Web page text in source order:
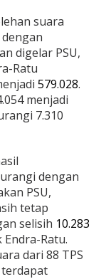
suara
digelar PSU,
Ratu
579.028.
menjadi
7.310
dengan
PSU,
tetap
selisih 10.283
Ratu.
dari 88 TPS